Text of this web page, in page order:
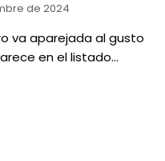
de 2024
va aparejada al gusto
en el listado…